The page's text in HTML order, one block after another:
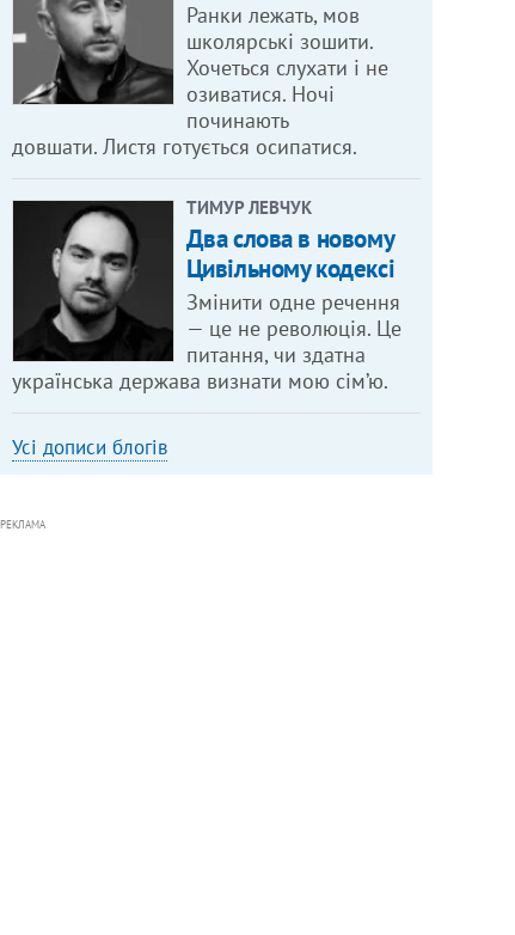
Ранки лежать, мов
школярські зошити.
Хочеться слухати і не
озиватися. Ночі
починають
довшати. Листя готується осипатися.
ТИМУР ЛЕВЧУК
Два слова в новому
Цивільному кодексі
Змінити одне речення
— це не революція. Це
питання, чи здатна
українська держава визнати мою сім’ю.
Усі дописи блогів
РЕКЛАМА